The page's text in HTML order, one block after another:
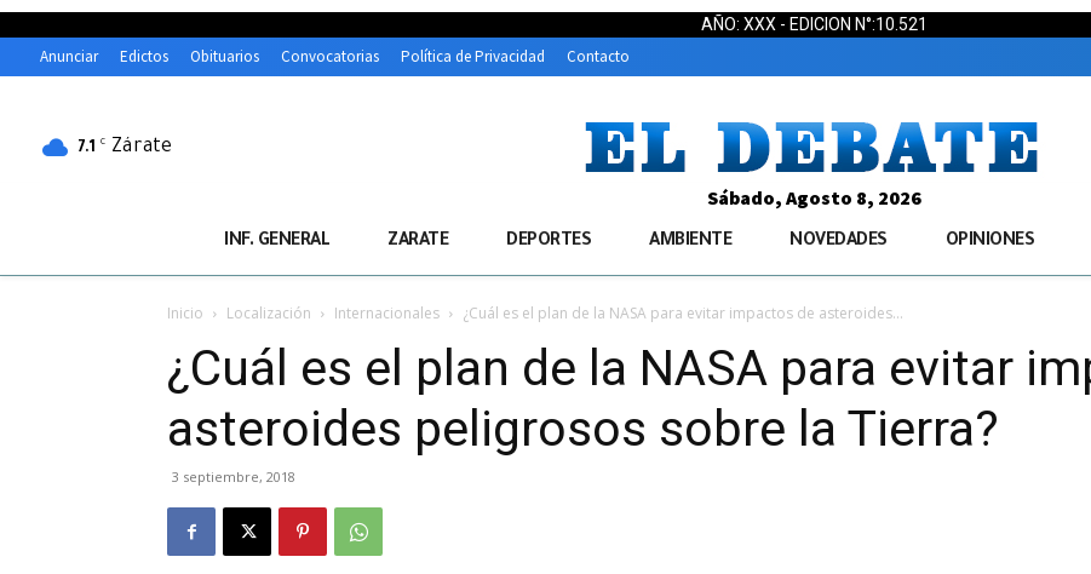
AÑO: XXX - EDICION N°:10.521
Anunciar Edictos Obituarios Convocatorias Política de Privacidad Contacto
7.1 C Zárate
Sábado, Agosto 8, 2026
INF. GENERAL ZARATE DEPORTES AMBIENTE NOVEDADES OPINIONES
Inicio Localización Internacionales ¿Cuál es el plan de la NASA para evitar impactos de asteroides...
¿Cuál es el plan de la NASA para evitar
asteroides peligrosos sobre la Tierra?
3 septiembre, 2018